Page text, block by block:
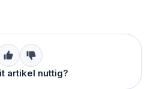
artikel nuttig?